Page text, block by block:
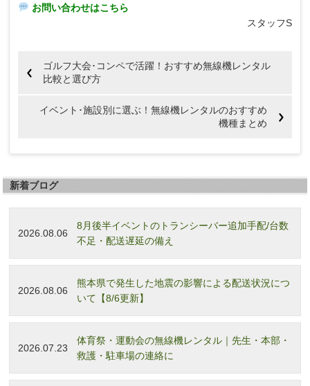
お問い合わせはこちら
スタッフS
ゴルフ大会･コンペで活躍！おすすめ無線機レンタル
比較と選び方
イベント･施設別に選ぶ！無線機レンタルのおすすめ
機種まとめ
新着ブログ
2026.08.06
8月後半イベントのトランシーバー追加手配/台数
不足・配送遅延の備え
2026.08.06
熊本県で発生した地震の影響による配送状況につ
いて【8/6更新】
2026.07.23
体育祭・運動会の無線機レンタル｜先生・本部・
救護・駐車場の連絡に